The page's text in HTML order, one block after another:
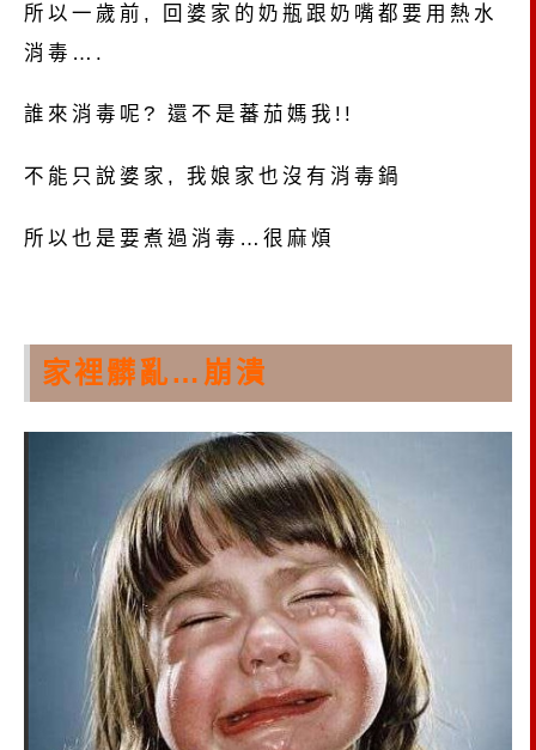
所以一歲前, 回婆家的奶瓶跟奶嘴都要用熱水
消毒….
誰來消毒呢? 還不是蕃茄媽我!!
不能只說婆家, 我娘家也沒有消毒鍋
所以也是要煮過消毒…很麻煩
家裡髒亂…崩潰